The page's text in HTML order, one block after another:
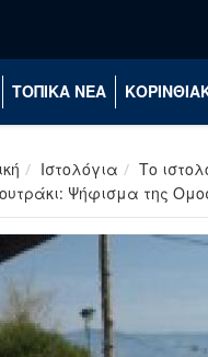
ΤΟΠΙΚΑ ΝΕΑ
Ιστολόγια
Το
Ψήφισμα της